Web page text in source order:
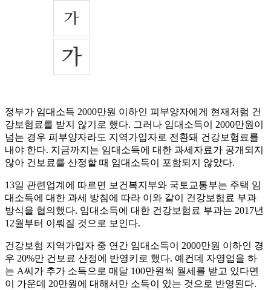
정부가 임대소득 2000만원 이하인 피부양자에게 현재처럼 건
강보험료를 받지 않기로 했다. 그러나 임대소득이 2000만원이
넘는 경우 피부양자라도 지역가입자로 전환돼 건강보험료를
내야 한다. 지금까지는 임대소득에 대한 과세자료가 공개되지
않아 건보료를 산정할 때 임대소득이 포함되지 않았다.
13일 관련업계에 따르면 보건복지부와 국토교통부는 주택 임
대소득에 대한 과세 방침에 따라 이와 같이 건강보험료 부과
방식을 협의했다. 임대소득에 대한 건강보험료 부과는 2017년
12월부터 이뤄질 것으로 보인다.
건강보험 지역가입자 중 연간 임대소득이 2000만원 이하인 경
우 20%만 건보료 산정에 반영키로 했다. 예컨데 자영업을 하
는 A씨가 추가 소득으로 매달 100만원씩 월세를 받고 있다면
이 가운데 20만원에 대해서만 소득이 있는 것으로 반영된다.